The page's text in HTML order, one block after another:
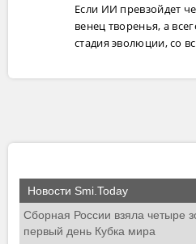
Если ИИ превзойдет
венец творенья, а
стадия эволюции, со